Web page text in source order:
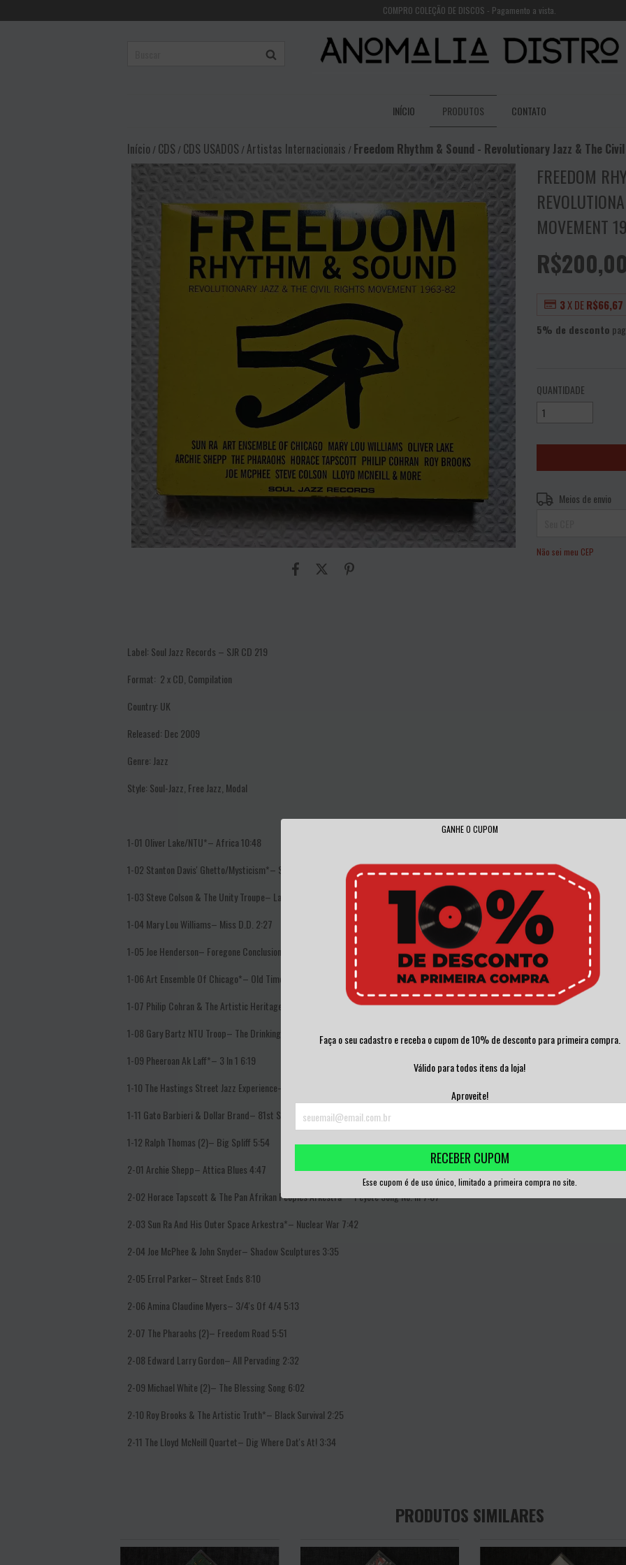
GANHE O CUPOM
Faça o seu cadastro e receba o cupom de 10% de desconto para primeira compra.
Válido para todos itens da loja!
Aproveite!
RECEBER CUPOM
Esse cupom é de uso único, limitado a primeira compra no site.
COMPRO COLEÇÃO DE DISCOS - Pagamento a vista.
INÍCIO PRODUTOS CONTATO
Início/CDS/CDS USADOS/Artistas Internacionais /Freedom Rhythm & Sound - Revolutionary Jazz & The
Label: Soul Jazz Records – SJR CD 219
Format: 2 x CD, Compilation
Country: UK
Released: Dec 2009
Genre: Jazz
Style: Soul-Jazz, Free Jazz, Modal
1-01 Oliver Lake/NTU*– Africa10:48
1-02 Stanton Davis' Ghetto/Mysticism*– Space-A-Nova
4:48
1-03 Steve Colson & The Unity Troupe– Lateen
1-04 Mary Lou Williams– Miss D.D. 2:27
1-05 Joe Henderson– Foregone Conclusion
1-06 Art Ensemble Of Chicago*– Old Time Religion
1-07 Philip Cohran & The Artistic Heritage Ensemble– The African Look3:32
1-08 Gary Bartz NTU Troop– The Drinking Song
1-09 Pheeroan Ak Laff*– 3 In 1 6:19
1-10 The Hastings Street Jazz Experience–
1-11 Gato Barbieri & Dollar Brand– 81st Street
8:37
1-12 Ralph Thomas (2)– Big Spliff 5:54
2-01 Archie Shepp– Attica Blues 4:47
2-02 Horace Tapscott & The Pan Afrikan Peoples Arkestra*–Peyote Song No. III7:07
2-03 Sun Ra And His Outer Space Arkestra*– Nuclear War 7:42
2-04 Joe McPhee & John Snyder– Shadow Sculptures 3:35
2-05 Errol Parker– Street Ends 8:10
2-06 Amina Claudine Myers– 3/4's Of 4/4 5:13
2-07 The Pharaohs (2)– Freedom Road 5:51
2-08 Edward Larry Gordon– All Pervading 2:32
2-09 Michael White (2)– The Blessing Song 6:02
2-10 Roy Brooks & The Artistic Truth*– Black Survival 2:25
2-11 The Lloyd McNeill Quartet– Dig Where Dat's At! 3:34
FREEDOM
MOVEMENT
3X DER$66,67
5% de desconto
QUANTIDADE
Entregas para o CEP:
Meios de envio
Não sei meu CEP
PRODUTOS SIMILARES